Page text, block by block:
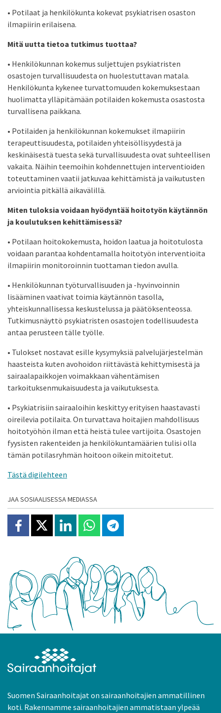
• Potilaat ja henkilökunta kokevat psykiatrisen osaston
ilmapiirin erilaisena.
Mitä uutta tietoa tutkimus tuottaa?
• Henkilökunnan kokemus suljettujen psykiatristen
osastojen turvallisuudesta on huolestuttavan matala.
Henkilökunta kykenee turvattomuuden kokemuksestaan
huolimatta ylläpitämään potilaiden kokemusta osastosta
turvallisena paikkana.
• Potilaiden ja henkilökunnan kokemukset ilmapiirin
terapeuttisuudesta, potilaiden yhteisöllisyydestä ja
keskinäisestä tuesta sekä turvallisuudesta ovat suhteellisen
vakaita. Näihin teemoihin kohdennettujen interventioiden
toteuttaminen vaatii jatkuvaa kehittämistä ja vaikutusten
arviointia pitkällä aikavälillä.
Miten tuloksia voidaan hyödyntää hoitotyön käytännön
ja koulutuksen kehittämisessä?
• Potilaan hoitokokemusta, hoidon laatua ja hoitotulosta
voidaan parantaa kohdentamalla hoitotyön interventioita
ilmapiirin monitoroinnin tuottaman tiedon avulla.
• Henkilökunnan työturvallisuuden ja -hyvinvoinnin
lisääminen vaativat toimia käytännön tasolla,
yhteiskunnallisessa keskustelussa ja päätöksenteossa.
Tutkimusnäyttö psykiatristen osastojen todellisuudesta
antaa perusteen tälle työlle.
• Tulokset nostavat esille kysymyksiä palvelujärjestelmän
haasteista kuten avohoidon riittävästä kehittymisestä ja
sairaalapaikkojen voimakkaan vähentämisen
tarkoituksenmukaisuudesta ja vaikutuksesta.
• Psykiatrisiin sairaaloihin keskittyy erityisen haastavasti
oireilevia potilaita. On turvattava hoitajien mahdollisuus
hoitotyöhön ilman että heistä tulee vartijoita. Osastojen
fyysisten rakenteiden ja henkilökuntamäärien tulisi olla
tämän potilasryhmän hoitoon oikein mitoitetut.
Tästä digilehteen
JAA SOSIAALISESSA MEDIASSA
Jaa Facebookissa
Jaa X:ssäJaa Linkedinissä
Jaa Whatsappissa
Jaa Telegramissa
Suomen Sairaanhoitajat on sairaanhoitajien ammatillinen
koti. Rakennamme sairaanhoitajien ammatistaan ylpeää